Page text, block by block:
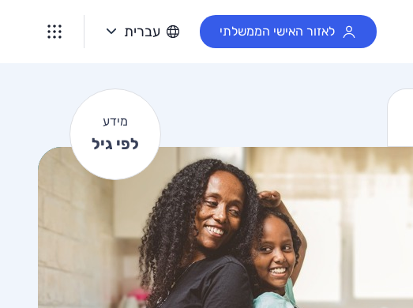
לאזור האישי הממשלתי עברית
מידע
לפי גיל
מ
ג
י
ל